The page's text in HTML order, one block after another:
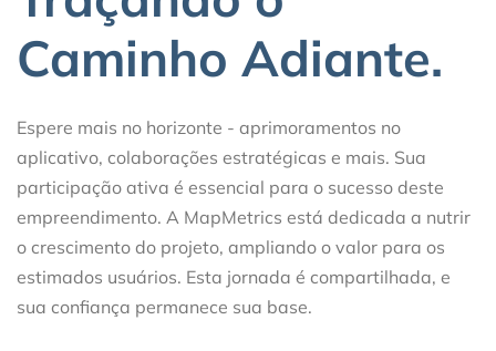
Caminho Adiante.
Espere mais no horizonte - aprimoramentos no
aplicativo, colaborações estratégicas e mais. Sua
participação ativa é essencial para o sucesso deste
empreendimento. A MapMetrics está dedicada a nutrir
o crescimento do projeto, ampliando o valor para os
estimados usuários. Esta jornada é compartilhada, e
sua confiança permanece sua base.